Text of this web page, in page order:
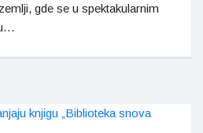
gde se u spektakularnim